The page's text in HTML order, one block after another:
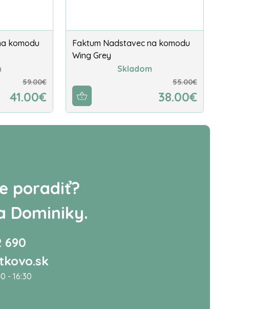
komodu
59.00€
41.00€
Faktum Nadstavec na komodu
Wing Grey
Skladom
55.00€
38.00€
poradiť?
Dominiky.
690
- 16:30